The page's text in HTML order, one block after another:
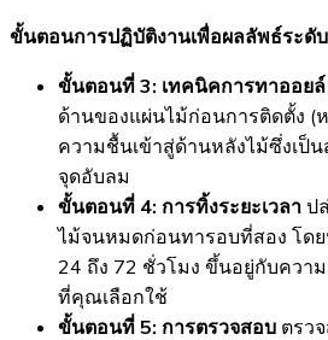
ขั้นตอนการปฏิบัติงานเพื่อผลลัพธ์ระดั
ขั้นตอนที่ 3: เทคนิคการทาออยล์
ด้านของแผ่นไม้ก่อนการติดตั้ง (
ความชื้นเข้าสู่ด้านหลังไม้ซึ่งเป็
จุดอับลม
ขั้นตอนที่ 4: การทิ้งระยะเวลา ป
ไม้จนหมดก่อนทารอบที่สอง โด
24 ถึง 72 ชั่วโมง ขึ้นอยู่กับควา
ที่คุณเลือกใช้
ขั้นตอนที่ 5: การตรวจสอบ ตรว